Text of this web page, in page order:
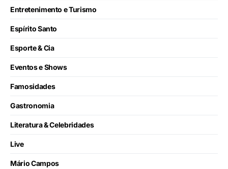
Entretenimento e Turismo
Espírito Santo
Esporte & Cia
Eventos e Shows
Famosidades
Gastronomia
Literatura & Celebridades
Live
Mário Campos